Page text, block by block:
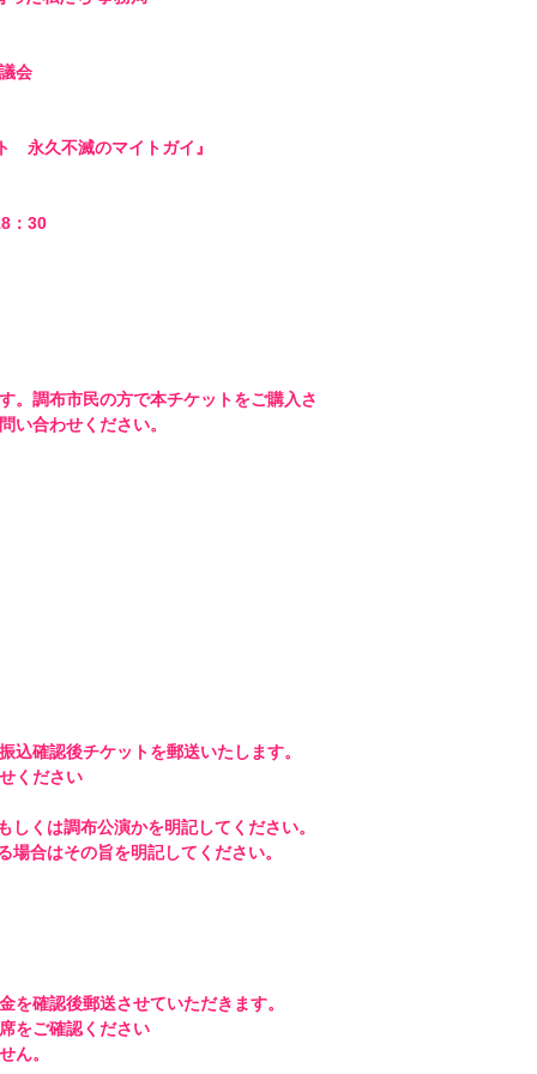
会
永久不滅のマイトガイ』
：30
。調布市民の方で本チケットをご購入さ
い合わせください。
込確認後チケットを郵送いたします。
ください
を確認後郵送させていただきます。
をご確認ください
ん。